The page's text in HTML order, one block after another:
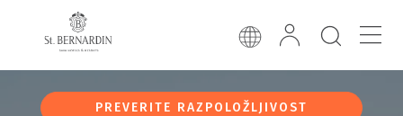
PREVERITE RAZPOLOŽLJIVOST